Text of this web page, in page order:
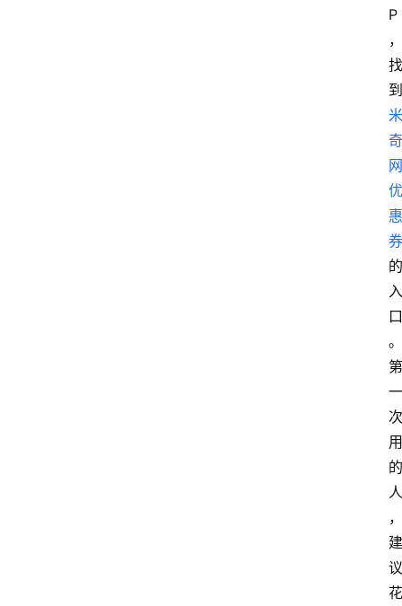
P
，
找
到
米
奇
网
优
惠
券
的
入
口
。
第
一
次
用
的
人
，
建
议
花